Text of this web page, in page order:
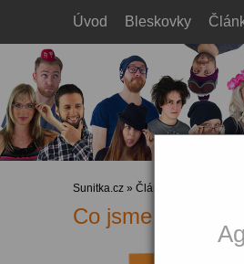
Úvod Bleskovky
Sunitka.cz » Články
Co jsme chytili